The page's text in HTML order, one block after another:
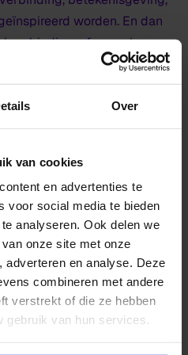
Over
van cookies
en advertenties te
voor social media te bieden
analyseren. Ook delen we
onze site met onze
adverteren en analyse. Deze
combineren met andere
verstrekt of die ze hebben
gebruik van hun services.
worden. En dan
verbinding, of zoveel
aantallen.”
verbinding,
over
geïnspireerd
hoe kunnen we
onderwijs een taal
om de waarde van
te begrijpen en
“Omdat het niet te